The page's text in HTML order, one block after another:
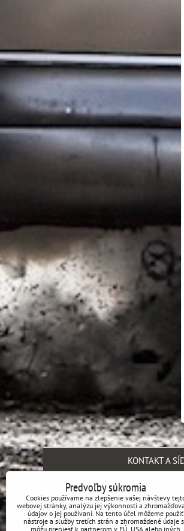
KONTAKT A
SH engineering
Kaprova 42/14, 110
Česká
Predvoľby súkromia
Cookies používame na zlepšenie vašej návštevy
webovej stránky, analýzu jej výkonnosti a
údajov o jej používaní. Na tento účel môžeme použiť
nástroje a služby tretích strán a zhromaždené údaje
môžu preniesť k partnerom v EÚ, USA alebo iných